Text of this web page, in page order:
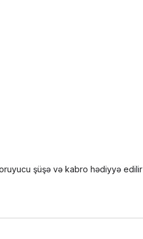
şüşə və kabro hədiyyə edilir